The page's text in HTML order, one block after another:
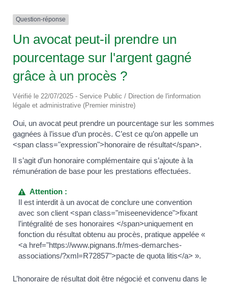
Question-réponse
Un avocat peut-il prendre un
pourcentage sur l'argent gagné
grâce à un procès ?
Vérifié le 22/07/2025 - Service Public / Direction de l'information
légale et administrative (Premier ministre)
Oui, un avocat peut prendre un pourcentage sur les sommes
gagnées à l’issue d’un procès. C’est ce qu’on appelle un
<span class="expression">honoraire de résultat</span>.
Il s’agit d’un honoraire complémentaire qui s’ajoute à la
rémunération de base pour les prestations effectuées.
Attention :
Il est interdit à un avocat de conclure une convention
avec son client <span class="miseenevidence">fixant
l’intégralité de ses honoraires </span>uniquement en
fonction du résultat obtenu au procès, pratique appelée «
<a href="https://www.pignans.fr/mes-demarches-
associations/?xml=R72857">pacte de quota litis</a> ».
L’honoraire de résultat doit être négocié et convenu dans le